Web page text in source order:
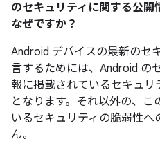
のセキュリティに関する公
なぜですか？
Android デバイスの最新のセ
言するためには、Android の
報に掲載されているセキュ
となります。それ以外の、
いるセキュリティの脆弱性
ん。